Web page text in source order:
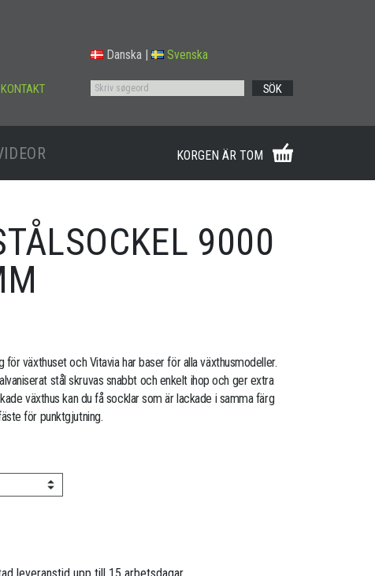
KONTAKT
Danska | Svenska
SÖK
KORGEN ÄR TOM
9000
för växthuset och Vitavia har baser för alla växthusmodeller.
stål skruvas snabbt och enkelt ihop och ger extra
växthus kan du få socklar som är lackade i samma färg
för punktgjutning.